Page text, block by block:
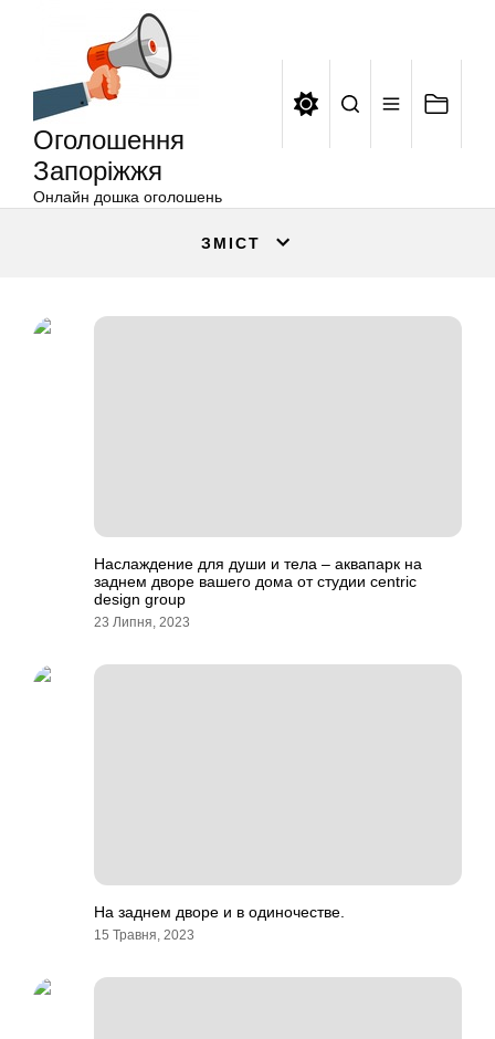
Оголошення
Запоріжжя
Онлайн дошка оголошень
ЗМІСТ
Наслаждение для души и тела – аквапарк на
заднем дворе вашего дома от студии centric
design group
23 Липня, 2023
На заднем дворе и в одиночестве.
15 Травня, 2023